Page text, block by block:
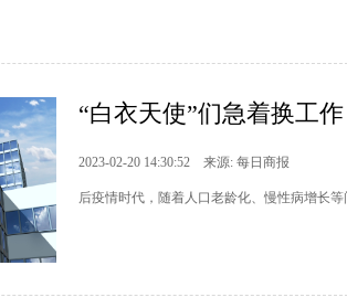
“白衣天使”们急着换工
2023-02-20 14:30:52 来源: 每日商报
后疫情时代，随着人口老龄化、慢性病增长